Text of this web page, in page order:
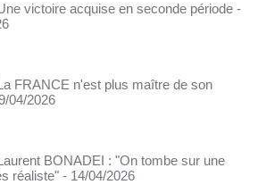
victoire acquise en seconde période -
FRANCE n'est plus maître de son
04/2026
BONADEI : "On tombe sur une
réaliste" - 14/04/2026